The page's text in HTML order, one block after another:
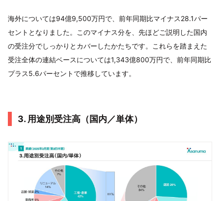
海外については94億9,500万円で、前年同期比マイナス28.1パー
セントとなりました。このマイナス分を、先ほどご説明した国内
の受注分でしっかりとカバーしたかたちです。これらを踏まえた
受注全体の連結ベースについては1,343億800万円で、前年同期比
プラス5.6パーセントで推移しています。
3. 用途別受注高（国内／単体）